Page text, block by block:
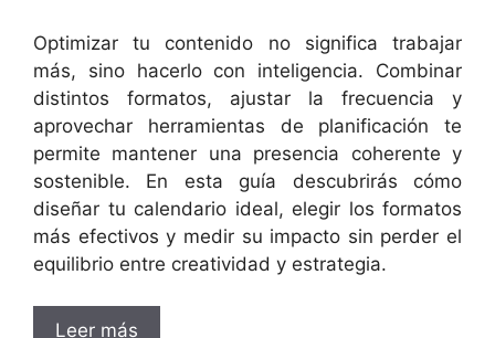
Optimizar tu contenido no significa trabajar
más, sino hacerlo con inteligencia. Combinar
distintos formatos, ajustar la frecuencia y
aprovechar herramientas de planificación te
permite mantener una presencia coherente y
sostenible. En esta guía descubrirás cómo
diseñar tu calendario ideal, elegir los formatos
más efectivos y medir su impacto sin perder el
equilibrio entre creatividad y estrategia.
Leer más